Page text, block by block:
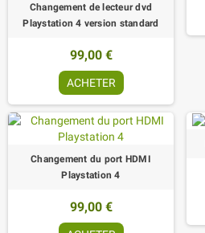
Changement de lecteur dvd
Playstation 4 version standard
99,00 €
ACHETER
Changement du port HDMI
Playstation 4
99,00 €